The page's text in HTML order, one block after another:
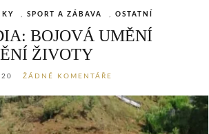
SPORT A ZÁBAVA OSTATNÍ
BOJOVÁ UMĚNÍ
ŽIVOTY
ŽÁDNÉ KOMENTÁŘE